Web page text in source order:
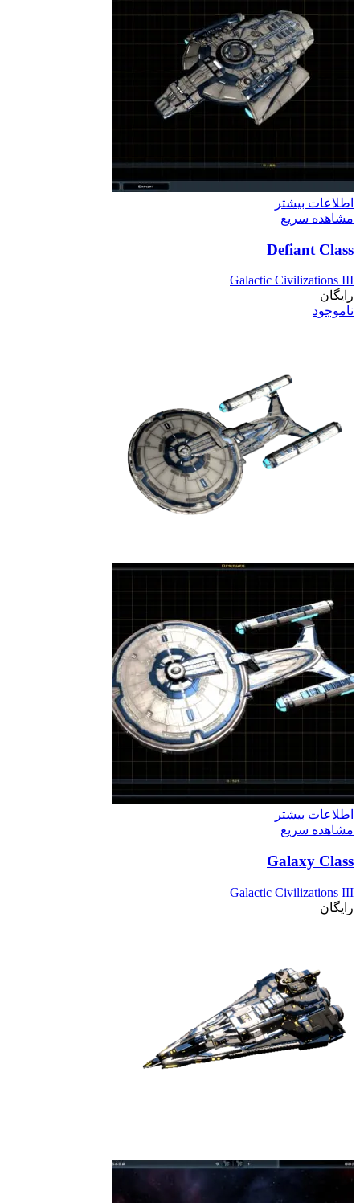
اطلاعات بیشتر
مشاهده سریع
Defiant Class
Galactic Civilizations III
رایگان
ناموجود
اطلاعات بیشتر
مشاهده سریع
Galaxy Class
Galactic Civilizations III
رایگان